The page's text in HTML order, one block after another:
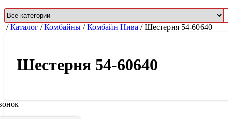
/Каталог /Комбайны /Комбайн Нива /Шестерня 54-60640
Шестерня 54-60640